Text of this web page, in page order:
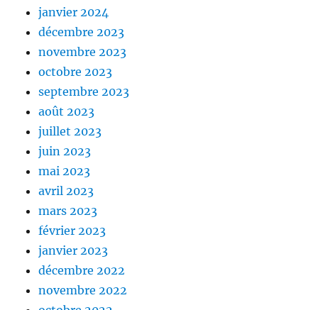
janvier 2024
décembre 2023
novembre 2023
octobre 2023
septembre 2023
août 2023
juillet 2023
juin 2023
mai 2023
avril 2023
mars 2023
février 2023
janvier 2023
décembre 2022
novembre 2022